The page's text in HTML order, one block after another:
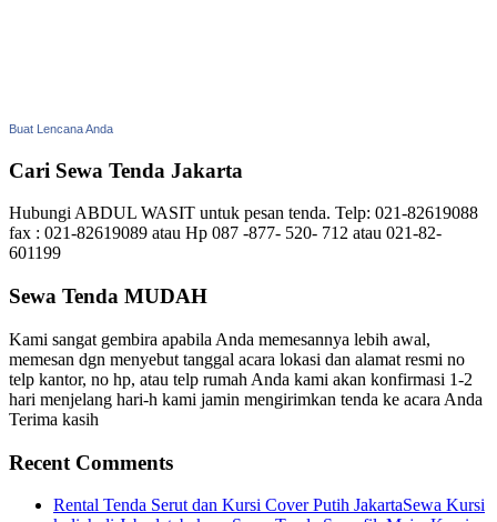
Buat Lencana Anda
Cari Sewa Tenda Jakarta
Hubungi ABDUL WASIT untuk pesan tenda. Telp: 021-82619088
fax : 021-82619089 atau Hp 087 -877- 520- 712 atau 021-82-
601199
Sewa Tenda MUDAH
Kami sangat gembira apabila Anda memesannya lebih awal,
memesan dgn menyebut tanggal acara lokasi dan alamat resmi no
telp kantor, no hp, atau telp rumah Anda kami akan konfirmasi 1-2
hari menjelang hari-h kami jamin mengirimkan tenda ke acara Anda
Terima kasih
Recent Comments
Rental Tenda Serut dan Kursi Cover Putih JakartaSewa Kursi